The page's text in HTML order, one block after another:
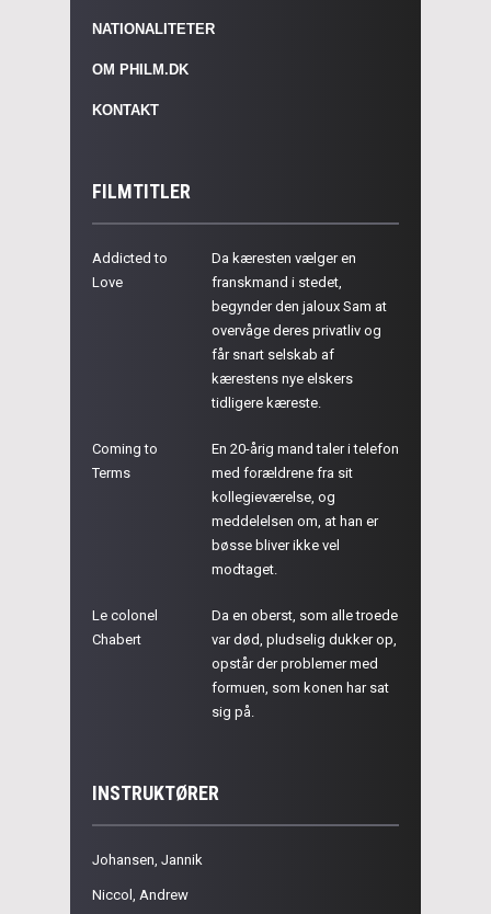
NATIONALITETER
OM PHILM.DK
KONTAKT
FILMTITLER
Addicted to
Love
Da kæresten vælger en
franskmand i stedet,
begynder den jaloux Sam at
overvåge deres privatliv og
får snart selskab af
kærestens nye elskers
tidligere kæreste.
Coming to
Terms
En 20-årig mand taler i telefon
med forældrene fra sit
kollegieværelse, og
meddelelsen om, at han er
bøsse bliver ikke vel
modtaget.
Le colonel
Chabert
Da en oberst, som alle troede
var død, pludselig dukker op,
opstår der problemer med
formuen, som konen har sat
sig på.
INSTRUKTØRER
Johansen, Jannik
Niccol, Andrew